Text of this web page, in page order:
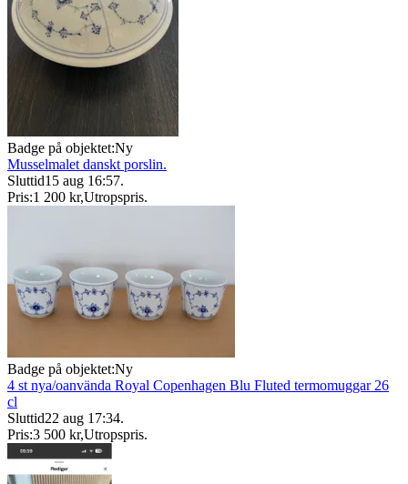
Badge på objektet:Ny
Musselmalet danskt porslin.
Sluttid15 aug 16:57.
Pris:1 200 kr,Utropspris.
Badge på objektet:Ny
4 st nya/oanvända Royal Copenhagen Blu Fluted termomuggar 26
cl
Sluttid22 aug 17:34.
Pris:3 500 kr,Utropspris.